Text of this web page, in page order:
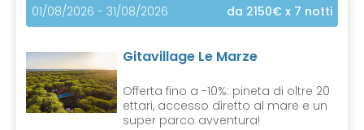
01/08/2026 - 31/08/2026
da 2150€ x 7 notti
Gitavillage Le Marze
Offerta fino a -10%: pineta di oltre 20
ettari, accesso diretto al mare e un
super parco avventura!